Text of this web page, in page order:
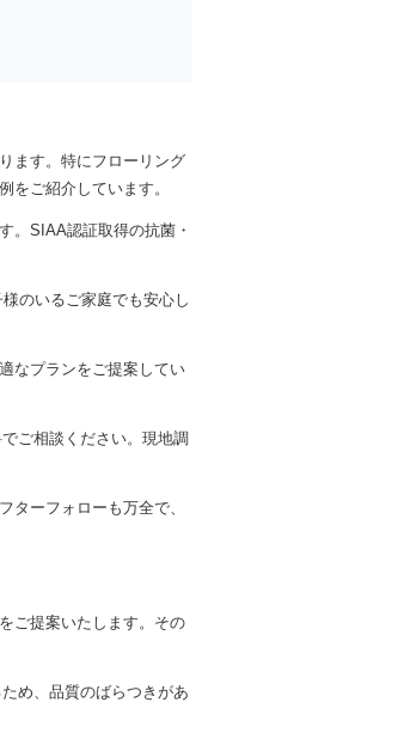
ます。特にフローリング
をご紹介しています。
。SIAA認証取得の抗菌・
のいるご家庭でも安心し
なプランをご提案してい
ご相談ください。現地調
ターフォローも万全で、
ご提案いたします。その
め、品質のばらつきがあ